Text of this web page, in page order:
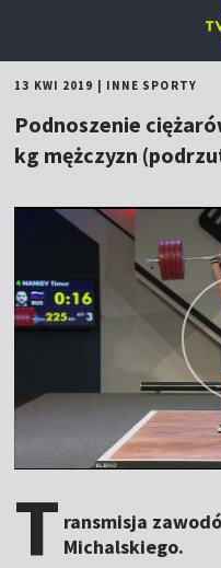
13 KWI 2019 INNE SPORTY
Podnoszenie
kg mężczyzn
T ransmisja
Michalskiego.